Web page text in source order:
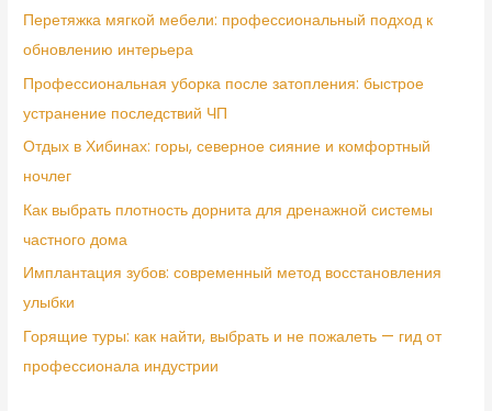
Перетяжка мягкой мебели: профессиональный подход к
обновлению интерьера
Профессиональная уборка после затопления: быстрое
устранение последствий ЧП
Отдых в Хибинах: горы, северное сияние и комфортный
ночлег
Как выбрать плотность дорнита для дренажной системы
частного дома
Имплантация зубов: современный метод восстановления
улыбки
Горящие туры: как найти, выбрать и не пожалеть — гид от
профессионала индустрии